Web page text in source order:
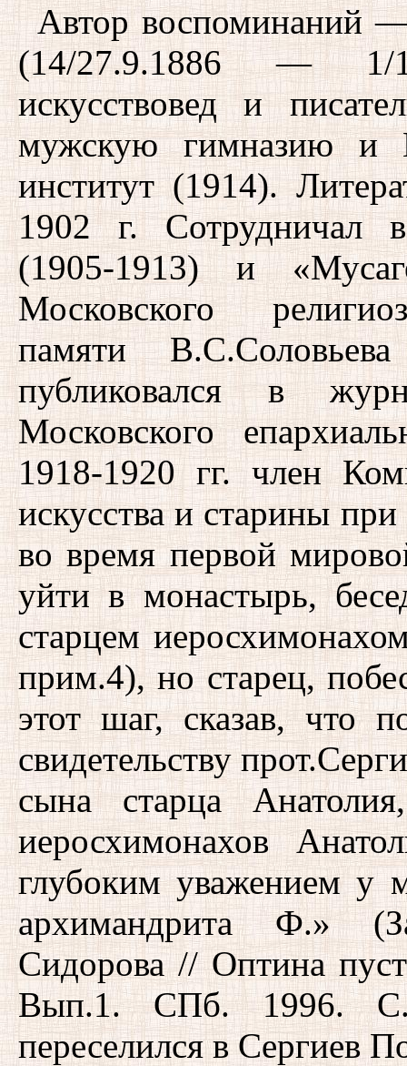
Автор воспоминаний
(14/27.9.1886 — 1/
искусствовед и
мужскую гимназию и
институт (1914).
1902 г. Сотрудничал в
(1905-1913) и
Московского
памяти
публиковался в
Московского
1918-1920 гг. член
искусства и старины
во время первой
уйти в монастырь,
старцем
прим.4), но старец,
этот шаг, сказав, что
свидетельству
сына старца
иеросхимонахов
глубоким уважением у
архимандрита Ф.»
Сидорова // Оптина
Вып.1. СПб. 1996.
переселился в Сергиев